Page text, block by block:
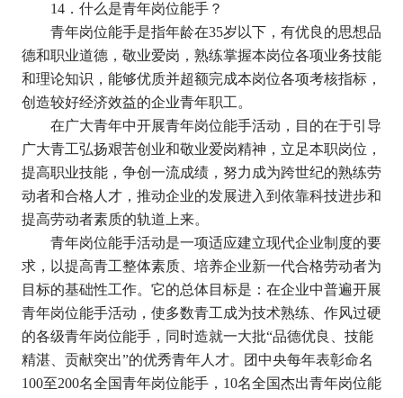
14．什么是青年岗位能手？
青年岗位能手是指年龄在35岁以下，有优良的思想品
德和职业道德，敬业爱岗，熟练掌握本岗位各项业务技能
和理论知识，能够优质并超额完成本岗位各项考核指标，
创造较好经济效益的企业青年职工。
在广大青年中开展青年岗位能手活动，目的在于引导
广大青工弘扬艰苦创业和敬业爱岗精神，立足本职岗位，
提高职业技能，争创一流成绩，努力成为跨世纪的熟练劳
动者和合格人才，推动企业的发展进入到依靠科技进步和
提高劳动者素质的轨道上来。
青年岗位能手活动是一项适应建立现代企业制度的要
求，以提高青工整体素质、培养企业新一代合格劳动者为
目标的基础性工作。它的总体目标是：在企业中普遍开展
青年岗位能手活动，使多数青工成为技术熟练、作风过硬
的各级青年岗位能手，同时造就一大批“品德优良、技能
精湛、贡献突出”的优秀青年人才。团中央每年表彰命名
100至200名全国青年岗位能手， 10名全国杰出青年岗位能